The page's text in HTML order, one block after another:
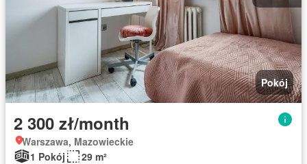
Pokój
2 300 zł/month
Warszawa, Mazowieckie
1 Pokój
29 m²